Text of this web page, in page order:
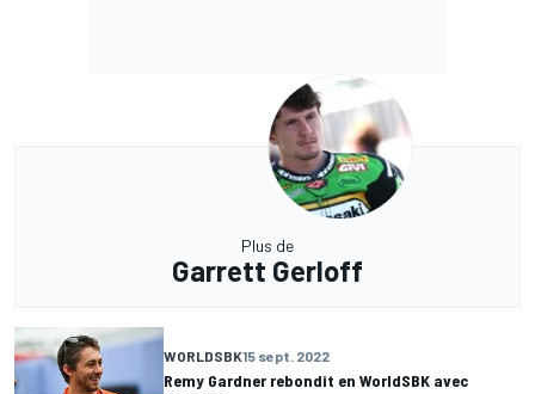
Plus de
Garrett Gerloff
WORLDSBK15 sept. 2022
Remy Gardner rebondit en WorldSBK avec